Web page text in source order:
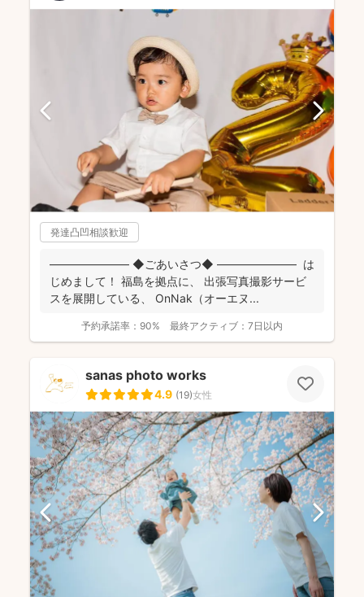
発達凸凹相談歓迎
――――――― ◆ごあいさつ◆ ――――――― は
じめまして！ 福島を拠点に、 出張写真撮影サービ
スを展開している、 OnNak（オーエヌ...
予約承諾率： 90% 最終アクティブ： 7日以内
sanas photo works
4.9 (19)女性